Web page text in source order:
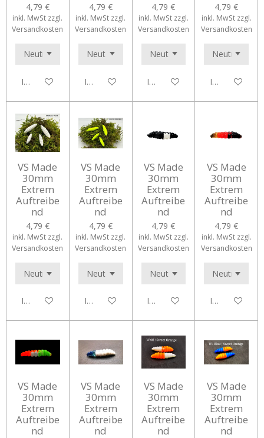
4,79 €
inkl. MwSt zzgl.
Versandkosten
In den Warenkorb
4,79 €
inkl. MwSt zzgl.
Versandkosten
In den Warenkorb
4,79 €
inkl. MwSt zzgl.
Versandkosten
In den Warenkorb
4,79 €
inkl. MwSt zzgl.
Versandkosten
In den
VS Made
30mm
Extrem
Auftreibe
nd
4,79 €
inkl. MwSt zzgl.
Versandkosten
In den Warenkorb
VS Made
30mm
Extrem
Auftreibe
nd
4,79 €
inkl. MwSt zzgl.
Versandkosten
In den Warenkorb
VS Made
30mm
Extrem
Auftreibe
nd
4,79 €
inkl. MwSt zzgl.
Versandkosten
In den Warenkorb
VS Made
30mm
Extrem
Auftreibe
nd
4,79 €
inkl. MwSt zzgl.
Versandkosten
In den
VS Made
30mm
Extrem
Auftreibe
nd
VS Made
30mm
Extrem
Auftreibe
nd
VS Made
30mm
Extrem
Auftreibe
nd
VS Made
30mm
Extrem
Auftreibe
nd